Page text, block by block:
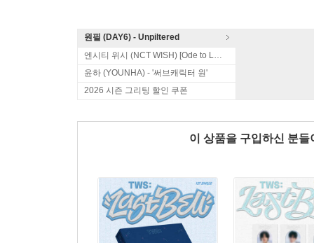
원필 (DAY6) - Unpiltered
엔시티 위시 (NCT WISH) [Ode to Love]
윤하 (YOUNHA) - '써브캐릭터 원'
2026 시즌 그리팅 할인 쿠폰
이 상품을 구입하신 분